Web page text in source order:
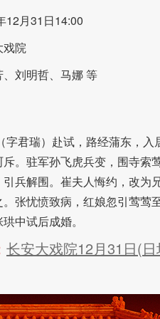
12月31日14:00
戏院
刘明哲、马娜 等
君瑞）赴试，路经蒲东，入
。驻军孙飞虎兵变，围寺索
兵解围。崔夫人悔约，改为
张忧愤致病，红娘忽引莺莺
中试后成婚。
长安大戏院12月31日(